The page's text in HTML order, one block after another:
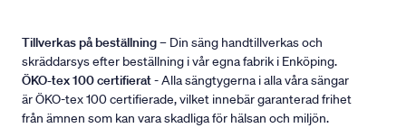
Tillverkas på beställning– Din säng handtillverkas och
skräddarsys efter beställning i vår egna fabrik i Enköping.
ÖKO-tex 100 certifierat- Alla sängtygerna i alla våra sängar
är ÖKO-tex 100 certifierade, vilket innebär garanterad frihet
från ämnen som kan vara skadliga för hälsan och miljön.